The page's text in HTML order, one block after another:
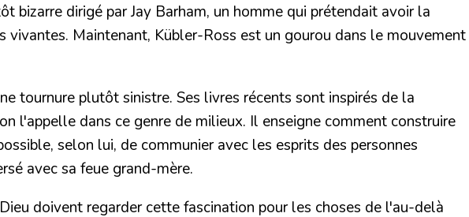
bizarre dirigé parJay Barham, un homme qui prétendait avoir la
Maintenant, Kübler-Ross est un gourou dans le mouvement
tournure plutôt sinistre. Ses livres récents sont inspirés de la
l'appelle dans ce genre de milieux. Il enseigne comment construire
selon lui, de communier avec les esprits des personnes
avec sa feue grand-mère.
doivent regarder cette fascination pour les choses de l'au-delà